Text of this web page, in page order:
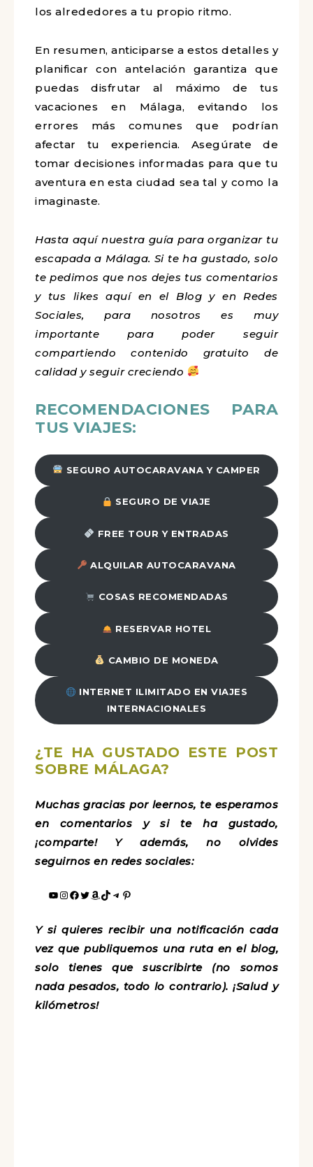
los alrededores a tu propio ritmo.
En resumen, anticiparse a estos detalles y
planificar con antelación garantiza que
puedas disfrutar al máximo de tus
vacaciones en Málaga, evitando los
errores más comunes que podrían
afectar tu experiencia. Asegúrate de
tomar decisiones informadas para que tu
aventura en esta ciudad sea tal y como la
imaginaste.
Hasta aquí nuestra guía para organizar tu
escapada a Málaga. Si te ha gustado, solo
te pedimos que nos dejes tus comentarios
y tus likes aquí en el Blog y en Redes
Sociales, para nosotros es muy
importante para poder seguir
compartiendo contenido gratuito de
calidad y seguir creciendo
RECOMENDACIONES PARA
TUS VIAJES:
SEGURO AUTOCARAVANA Y CAMPER
SEGURO DE VIAJE
FREE TOUR Y ENTRADAS
ALQUILAR AUTOCARAVANA
COSAS RECOMENDADAS
RESERVAR HOTEL
CAMBIO DE MONEDA
INTERNET ILIMITADO EN VIAJES
INTERNACIONALES
¿TE HA GUSTADO ESTE POST
SOBRE MÁLAGA?
Muchas gracias por leernos, te esperamos
en comentarios y si te ha gustado,
¡comparte! Y además, no olvides
seguirnos en redes sociales:
Y si quieres recibir una notificación cada
vez que publiquemos una ruta en el blog,
solo tienes que suscribirte (no somos
nada pesados, todo lo contrario). ¡Salud y
kilómetros!